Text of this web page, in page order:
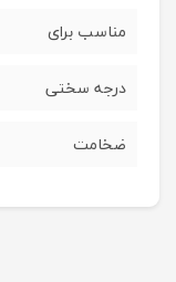
مناسب برای
درجه سختی
ضخامت